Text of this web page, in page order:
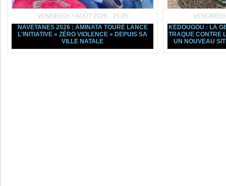
VENDREDI 7 AOÛT 2026 - 15:05
NAVÉTANES 2026 : AMINATA TOURÉ LANCE
L'INITIATIVE « ZÉRO VIOLENCE » DEPUIS SA
VILLE NATALE
KÉDOUGOU : LA
TRAQUE CONTRE
UN NOUVEAU